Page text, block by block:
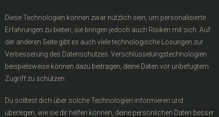
Diese Technologien können zwar nützlich sein, um personalisierte
Erfahrungen zu bieten, sie bringen jedoch auch Risiken mit sich. Auf
der anderen Seite gibt es auch viele technologische Lösungen zur
Verbesserung des Datenschutzes. Verschlüsselungstechnologien
beispielsweise können dazu beitragen, deine Daten vor unbefugtem
Zugriff zu schützen.
Du solltest dich über solche Technologien informieren und
überlegen, wie sie dir helfen können, deine persönlichen Daten besser